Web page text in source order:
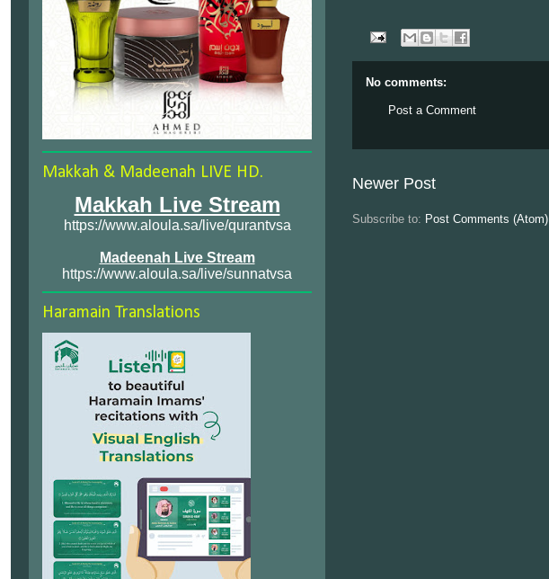
No comments:
Post a Comment
Newer Post
Subscribe to: Post Comments (Atom)
Makkah & Madeenah LIVE HD.
Makkah Live Stream
https://www.aloula.sa/live/qurantvsa
Madeenah Live Stream
https://www.aloula.sa/live/sunnatvsa
Haramain Translations